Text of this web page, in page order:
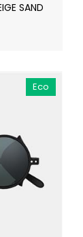
SAND
Eco